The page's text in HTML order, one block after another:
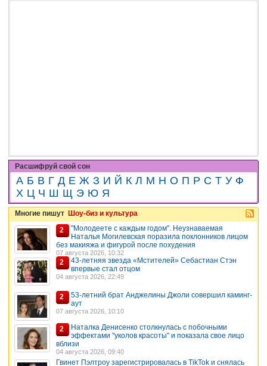
Расшифруй свой сон
А Б В Г Д Е Ж З И Й К Л М Н О П Р С Т У Ф
Х Ц Ч Ш Щ Э Ю Я
Многие пишут Шоу-биз и культура
2
"Молодеете с каждым годом". Неузнаваемая
Наталья Могилевская поразила поклонников лицом
без макияжа и фигурой после похудения
07 августа 2026, 10:32
2
43-летняя звезда «Мстителей» Себастиан Стэн
впервые стал отцом
04 августа 2026, 22:49
2
53-летний брат Анджелины Джоли совершил каминг-
аут
07 августа 2026, 10:10
2
Наталка Денисенко столкнулась с побочными
эффектами "уколов красоты" и показала свое лицо
вблизи
04 августа 2026, 09:40
Гвинет Пэлтроу зарегистрировалась в TikTok и снялась